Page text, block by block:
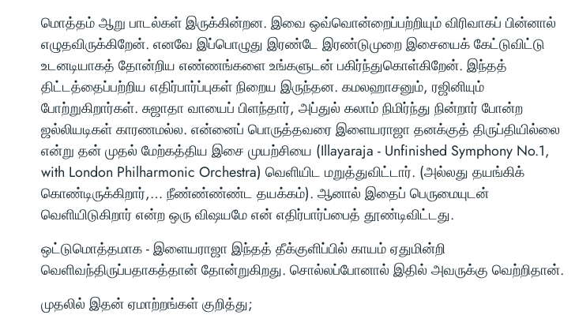
மொத்தம் ஆறு பாடல்கள் இருக்கின்றன. இவை ஒவ்வொன்றைப்பற்றியும் விரிவாகப் பின்னால்
எழுதவிருக்கிறேன். எனவே இப்பொழுது இரண்டே இரண்டுமுறை இசையைக் கேட்டுவிட்டு
உடனடியாகத் தோன்றிய எண்ணங்களை உங்களுடன் பகிர்ந்துகொள்கிறேன். இந்தத்
திட்டத்தைப்பற்றிய எதிர்பார்ப்புகள் நிறைய இருந்தன. கமலஹாசனும், ரஜினியும்
போற்றுகிறார்கள். சுஜாதா வாயைப் பிளந்தார், அப்துல் கலாம் நிமிர்ந்து நின்றார் போன்ற
ஜல்லியடிகள் காரணமல்ல. என்னைப் பொருத்தவரை இளையராஜா தனக்குத் திருப்தியில்லை
என்று தன் முதல் மேற்கத்திய இசை முயற்சியை (Illayaraja - Unfinished Symphony No.1,
with London Philharmonic Orchestra) வெளியிட மறுத்துவிட்டார். (அல்லது தயங்கிக்
கொண்டிருக்கிறார்,… நீண்ண்ண்ண்ட தயக்கம்). ஆனால் இதைப் பெருமையுடன்
வெளியிடுகிறார் என்ற ஒரு விஷயமே என் எதிர்பார்ப்பைத் தூண்டிவிட்டது.
ஒட்டுமொத்தமாக - இளையராஜா இந்தத் தீக்குளிப்பில் காயம் ஏதுமின்றி
வெளிவந்திருப்பதாகத்தான் தோன்றுகிறது. சொல்லப்போனால் இதில் அவருக்கு வெற்றிதான்.
முதலில் இதன் ஏமாற்றங்கள் குறித்து;